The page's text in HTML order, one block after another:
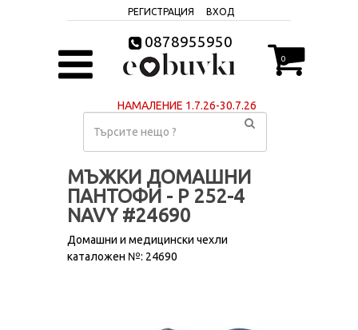
РЕГИСТРАЦИЯ ВХОД
0878955950
0
НАМАЛЕНИЕ 1.7.26-30.7.26
МЪЖКИ ДОМАШНИ
ПАНТОФИ - P 252-4
NAVY #24690
Домашни и медицински чехли
каталожен №: 24690